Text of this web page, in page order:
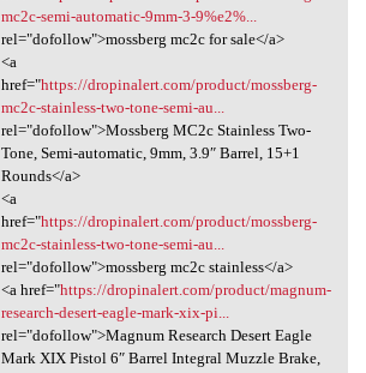
mc2c-semi-automatic-9mm-3-9%e2%...
rel="dofollow">mossberg mc2c for sale</a>
<a
href="https://dropinalert.com/product/mossberg-
mc2c-stainless-two-tone-semi-au...
rel="dofollow">Mossberg MC2c Stainless Two-
Tone, Semi-automatic, 9mm, 3.9″ Barrel, 15+1
Rounds</a>
<a
href="https://dropinalert.com/product/mossberg-
mc2c-stainless-two-tone-semi-au...
rel="dofollow">mossberg mc2c stainless</a>
<a href="https://dropinalert.com/product/magnum-
research-desert-eagle-mark-xix-pi...
rel="dofollow">Magnum Research Desert Eagle
Mark XIX Pistol 6″ Barrel Integral Muzzle Brake,